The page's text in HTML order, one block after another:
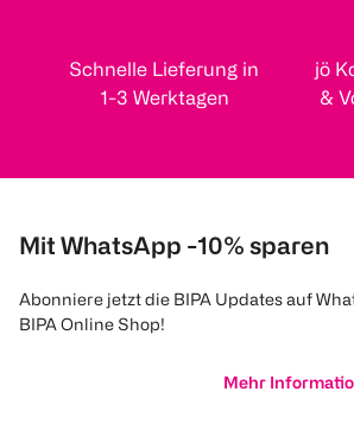
Schnelle Lieferung in
1-3 Werktagen
jö
&
Mit WhatsApp -10% sparen
Abonniere jetzt die BIPA Updates auf
BIPA Online Shop!
Mehr